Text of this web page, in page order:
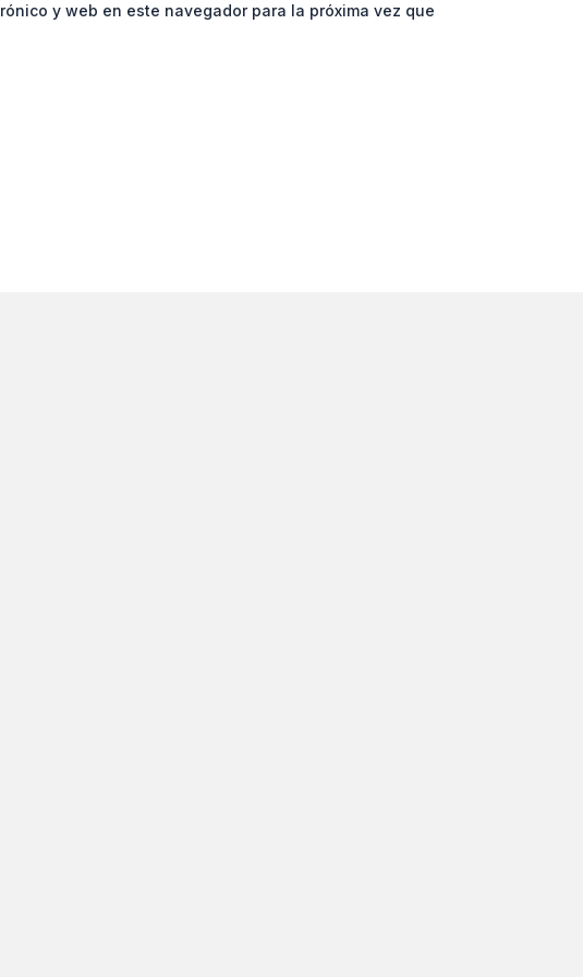
y web en este navegador para la próxima vez que